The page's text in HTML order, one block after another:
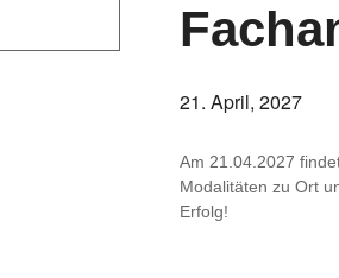
21. April, 2027
Am 21.04.2027
Moda­li­täten zu Ort
Erfolg!